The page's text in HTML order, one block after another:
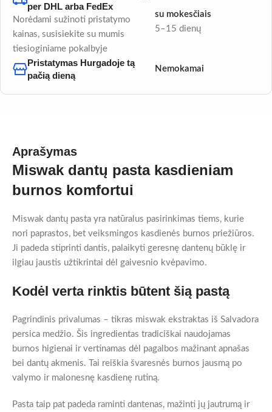
per DHL arba FedEx
Norėdami sužinoti pristatymo
kainas, susisiekite su mumis
tiesioginiame pokalbyje
5–15 dienų
su mokesčiais
Pristatymas Hurgadoje tą
pačią dieną
Nemokamai
Aprašymas
Miswak dantų pasta kasdieniam
burnos komfortui
Miswak dantų pasta yra natūralus pasirinkimas tiems, kurie
nori paprastos, bet veiksmingos kasdienės burnos priežiūros.
Ji padeda stiprinti dantis, palaikyti geresnę dantenų būklę ir
ilgiau jaustis užtikrintai dėl gaivesnio kvėpavimo.
Kodėl verta rinktis būtent šią pastą
Pagrindinis privalumas – tikras miswak ekstraktas iš Salvadora
persica medžio. Šis ingredientas tradiciškai naudojamas
burnos higienai ir vertinamas dėl pagalbos mažinant apnašas
bei dantų akmenis. Tai reiškia švaresnės burnos jausmą po
valymo ir malonesnę kasdienę rutiną.
Pasta taip pat padeda raminti dantenas, mažinti jų jautrumą ir